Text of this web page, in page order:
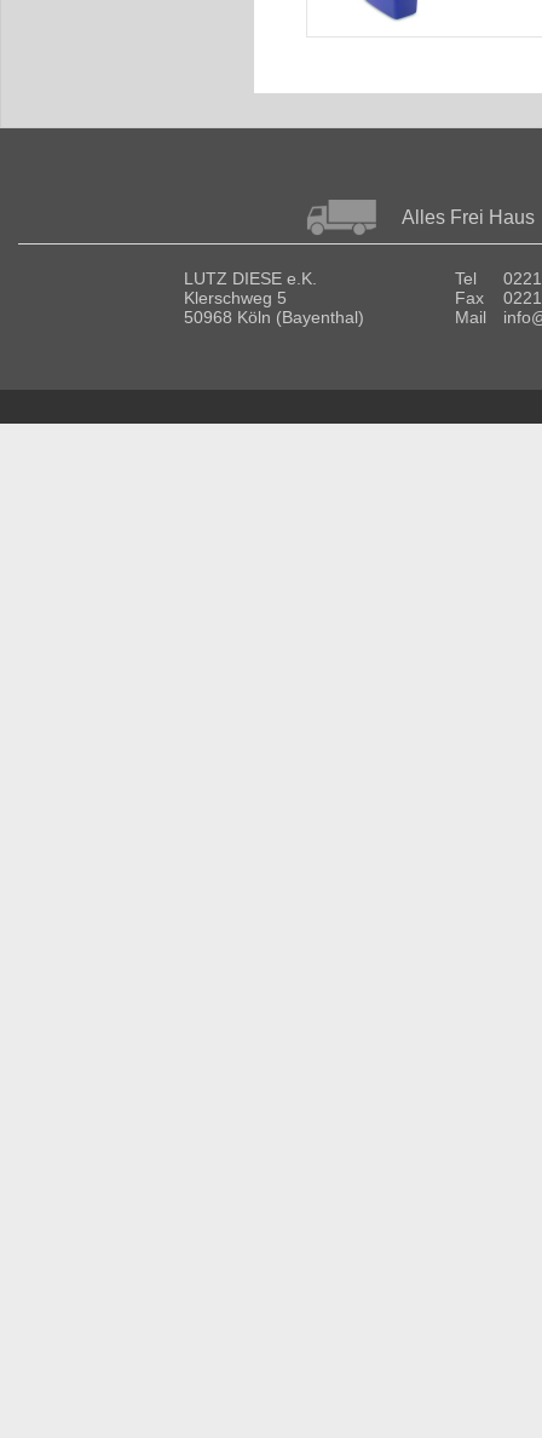
Alles Frei Haus
LUTZ DIESE e.K.
Klerschweg 5
50968 Köln (Bayenthal)
Tel
Fax
Mail